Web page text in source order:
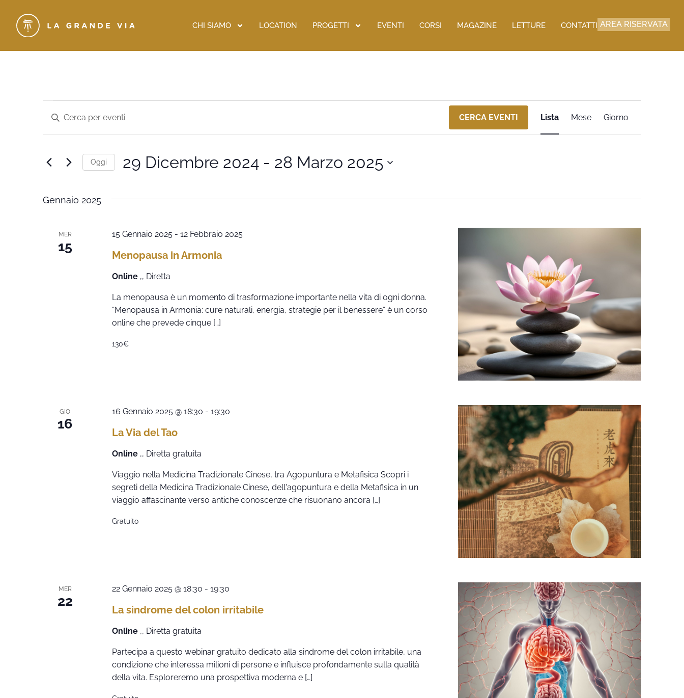
CHI SIAMO LOCATION PROGETTI EVENTI CORSI MAGAZINE LETTURE CONTATTI AREA RISERVATA
Eventi
Ricerca
viste
Navigazione
Parola
Cerca
Parola
Chiave.
CERCA EVENTI
Viste
Lista Mese Giorno
Oggi 29 Dicembre 2024 - 28 Marzo 2025
Gennaio 2025
MER
15
Menopausa in Armonia
15 Gennaio 2025- 12 Febbraio 2025
Online ,, Diretta
La menopausa è un momento di trasformazione importante nella vita di ogni donna.
“Menopausa in Armonia: cure naturali, energia, strategie per il benessere” è un corso
online che prevede cinque […]
130€
GIO
16
La Via del Tao
16 Gennaio 2025 @ 18:30 - 19:30
Online ,, Diretta gratuita
Viaggio nella Medicina Tradizionale Cinese, tra Agopuntura e Metafisica Scopri i
segreti della Medicina Tradizionale Cinese, dell'agopuntura e della Metafisica in un
viaggio affascinante verso antiche conoscenze che risuonano ancora […]
Gratuito
MER
22
La sindrome del colon irritabile
22 Gennaio 2025 @ 18:30 - 19:30
Online ,, Diretta gratuita
Partecipa a questo webinar gratuito dedicato alla sindrome del colon irritabile, una
condizione che interessa milioni di persone e influisce profondamente sulla qualità
della vita. Esploreremo una prospettiva moderna e […]